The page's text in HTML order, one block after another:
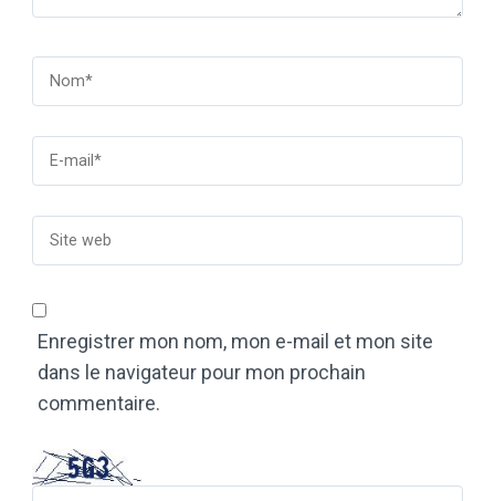
Enregistrer mon nom, mon e-mail et mon site
dans le navigateur pour mon prochain
commentaire.